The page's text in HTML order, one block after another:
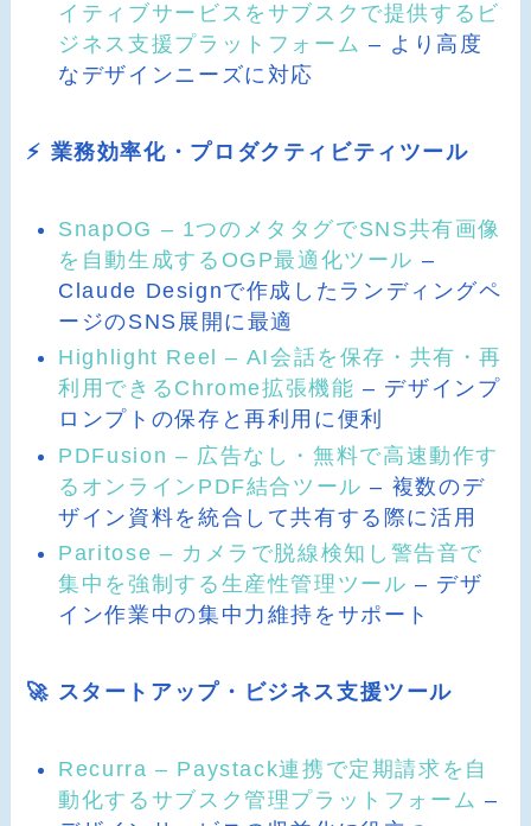
イティブサービスをサブスクで提供するビ
ジネス支援プラットフォーム – より高度
なデザインニーズに対応
⚡ 業務効率化・プロダクティビティツール
SnapOG – 1つのメタタグでSNS共有画像
を自動生成するOGP最適化ツール –
Claude Designで作成したランディングペ
ージのSNS展開に最適
Highlight Reel – AI会話を保存・共有・再
利用できるChrome拡張機能 – デザインプ
ロンプトの保存と再利用に便利
PDFusion – 広告なし・無料で高速動作す
るオンラインPDF結合ツール – 複数のデ
ザイン資料を統合して共有する際に活用
Paritose – カメラで脱線検知し警告音で
集中を強制する生産性管理ツール – デザ
イン作業中の集中力維持をサポート
🚀 スタートアップ・ビジネス支援ツール
Recurra – Paystack連携で定期請求を自
動化するサブスク管理プラットフォーム –